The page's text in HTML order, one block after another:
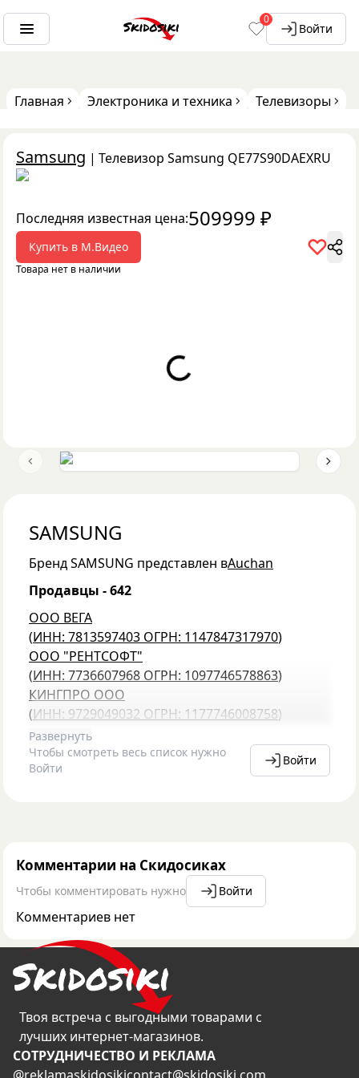
0
Войти
Главная Электроника и техника Телевизоры
Samsung | Телевизор Samsung QE77S90DAEXRU
Последняя известная цена:509999 ₽
Купить в М.Видео
Товара нет в наличии
Loading...
Previous slide Next
SAMSUNG
БрендSAMSUNG представлен вAuchan
Продавцы -642
ООО ВЕГА
(ИНН: 7813597403 ОГРН: 1147847317970)
ООО "РЕНТСОФТ"
(ИНН: 7736607968 ОГРН: 1097746578863)
КИНГПРО ООО
(ИНН: 9729049032 ОГРН: 1177746008758)
Развернуть
Чтобы смотреть весь список нужно
Войти
Войти
Комментарии на Скидосиках
Чтобы комментировать нужно Войти
Комментариев нет
Твоя встреча с выгодными товарами с
лучших интернет-магазинов.
CОТРУДНИЧЕСТВО И РЕКЛАМА